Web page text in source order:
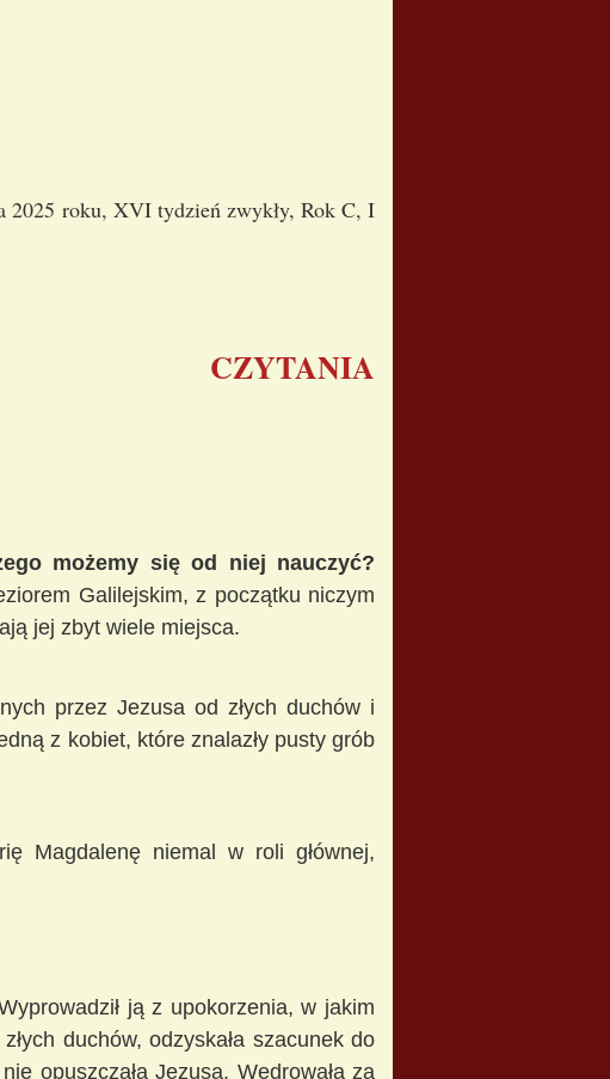
2025 roku, XVI tydzień zwykły, Rok C, I
CZYTANIA
możemy się od niej nauczyć?
Galilejskim, z początku niczym
jej zbyt wiele miejsca.
przez Jezusa od złych duchów i
z kobiet, które znalazły pusty grób
Magdalenę niemal w roli głównej,
ją z upokorzenia, w jakim
duchów, odzyskała szacunek do
opuszczała Jezusa. Wędrowała za